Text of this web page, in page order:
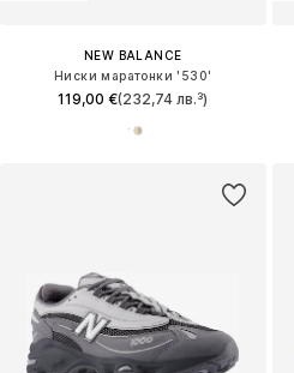
NEW BALANCE
Ниски маратонки '530'
119,00 €(232,74 лв.³)